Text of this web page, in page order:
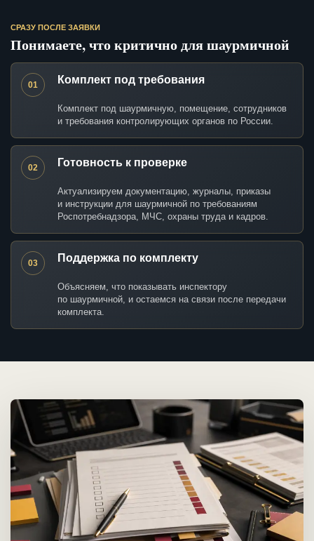
СРАЗУ ПОСЛЕ ЗАЯВКИ
Понимаете, что критично для шаурмичной
01 Комплект под требования
Комплект под шаурмичную, помещение, сотрудников
и требования контролирующих органов по России.
02 Готовность к проверке
Актуализируем документацию, журналы, приказы
и инструкции для шаурмичной по требованиям
Роспотребнадзора, МЧС, охраны труда и кадров.
03 Поддержка по комплекту
Объясняем, что показывать инспектору
по шаурмичной, и остаемся на связи после передачи
комплекта.